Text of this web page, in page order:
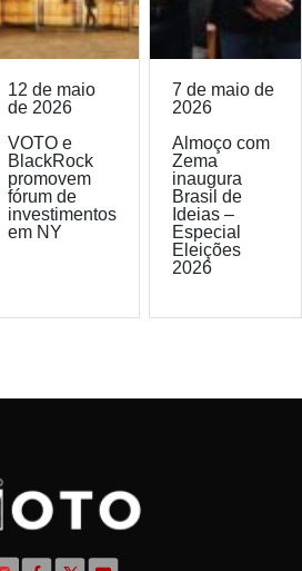
12 de maio
de 2026
VOTO e
BlackRock
promovem
fórum de
investimentos
em NY
7 de maio de
2026
Almoço com
Zema
inaugura
Brasil de
Ideias –
Especial
Eleições
2026